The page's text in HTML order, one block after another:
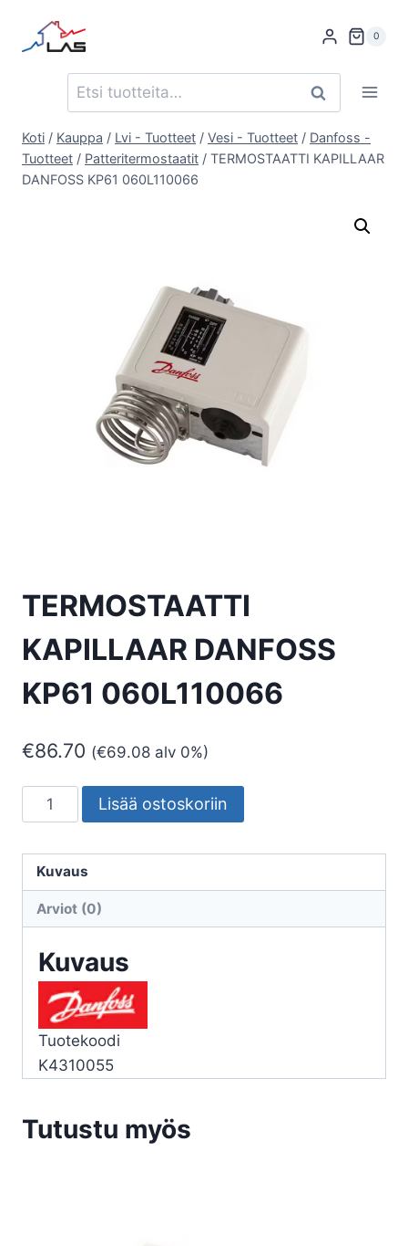
sisältöön
0
Etsi: Haku
Koti / Kauppa / Lvi - Tuotteet / Vesi - Tuotteet / Danfoss -
Tuotteet / Patteritermostaatit / TERMOSTAATTI KAPILLAAR
DANFOSS KP61 060L110066
TERMOSTAATTI
KAPILLAAR DANFOSS
KP61 060L110066
€86.70 (€69.08 alv 0%)
TERMOSTAATTI
KAPILLAAR
KP61
060L110066
määrä
Lisää ostoskoriin
Kuvaus
Arviot (0)
Kuvaus
Tuotekoodi
K4310055
Tutustu myös